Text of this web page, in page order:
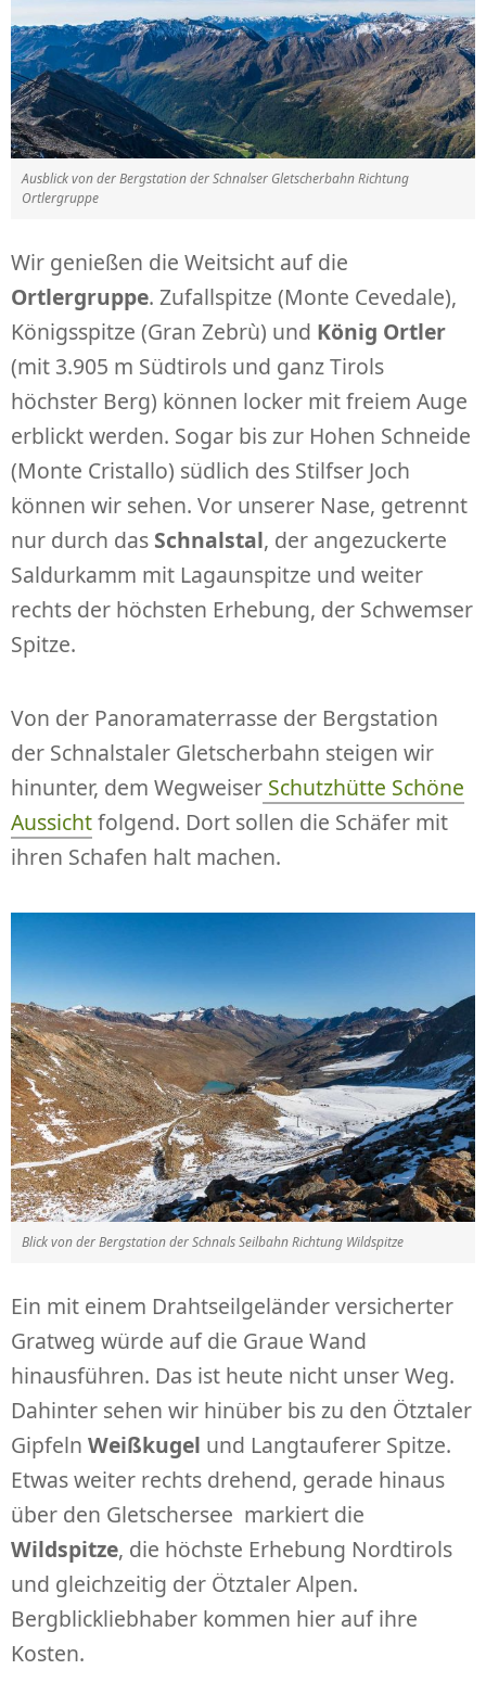
Ausblick von der Bergstation der Schnalser Gletscherbahn Richtung
Ortlergruppe
Wir genießen die Weitsicht auf die
Ortlergruppe. Zufallspitze (Monte Cevedale),
Königsspitze (Gran Zebrù) und König Ortler
(mit 3.905 m Südtirols und ganz Tirols
höchster Berg) können locker mit freiem Auge
erblickt werden. Sogar bis zur Hohen Schneide
(Monte Cristallo) südlich des Stilfser Joch
können wir sehen. Vor unserer Nase, getrennt
nur durch das Schnalstal, der angezuckerte
Saldurkamm mit Lagaunspitze und weiter
rechts der höchsten Erhebung, der Schwemser
Spitze.
Von der Panoramaterrasse der Bergstation
der Schnalstaler Gletscherbahn steigen wir
hinunter, dem Wegweiser Schutzhütte Schöne
Aussichtfolgend. Dort sollen die Schäfer mit
ihren Schafen halt machen.
Blick von der Bergstation der Schnals Seilbahn Richtung Wildspitze
Ein mit einem Drahtseilgeländer versicherter
Gratweg würde auf die Graue Wand
hinausführen. Das ist heute nicht unser Weg.
Dahinter sehen wir hinüber bis zu den Ötztaler
Gipfeln Weißkugel und Langtauferer Spitze.
Etwas weiter rechts drehend, gerade hinaus
über den Gletschersee markiert die
Wildspitze, die höchste Erhebung Nordtirols
und gleichzeitig der Ötztaler Alpen.
Bergblickliebhaber kommen hier auf ihre
Kosten.